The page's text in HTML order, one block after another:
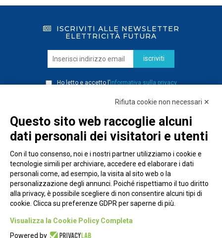
ISCRIVITI ALLE NEWSLETTER
ELETTRICITÀ FUTURA
iscriviti
Ho letto e accetto l’informativa sulla privacy
Piazza Alessandria, 24 - 00198 Roma
Privacy Policy
Rifiuta cookie non necessari ✕
Questo sito web raccoglie alcuni
dati personali dei visitatori e utenti
Con il tuo consenso, noi e i nostri partner utilizziamo i cookie e
tecnologie simili per archiviare, accedere ed elaborare i dati
personali come, ad esempio, la visita al sito web o la
personalizzazione degli annunci. Poiché rispettiamo il tuo diritto
alla privacy, è possibile scegliere di non consentire alcuni tipi di
cookie. Clicca su preferenze GDPR per saperne di più.
Visualizza la Cookie Policy Completa
Powered by